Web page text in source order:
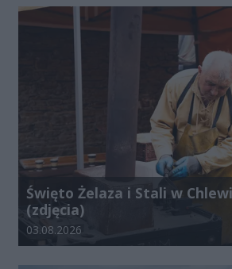
Święto Żelaza i Stali w
(zdjęcia)
Data dodania galerii:
03.08.2026